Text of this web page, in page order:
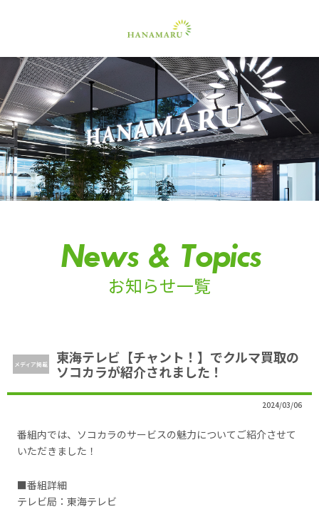
News & Topics
お知らせ一覧
メディア掲載
東海テレビ【チャント！】でクルマ買取の
ソコカラが紹介されました！
2024/03/06
番組内では、ソコカラのサービスの魅力についてご紹介させて
いただきました！
■番組詳細
テレビ局：東海テレビ